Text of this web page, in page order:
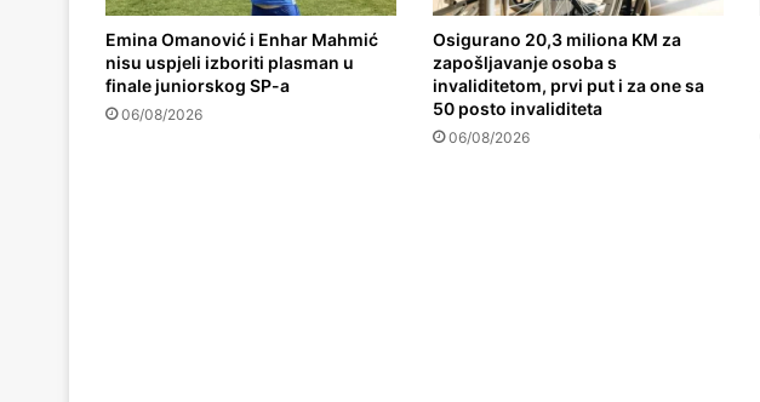
Emina Omanović i Enhar Mahmić
nisu uspjeli izboriti plasman u
finale juniorskog SP-a
06/08/2026
Osigurano 20,3 miliona KM za
zapošljavanje osoba s
invaliditetom, prvi put i za one sa
50 posto invaliditeta
06/08/2026